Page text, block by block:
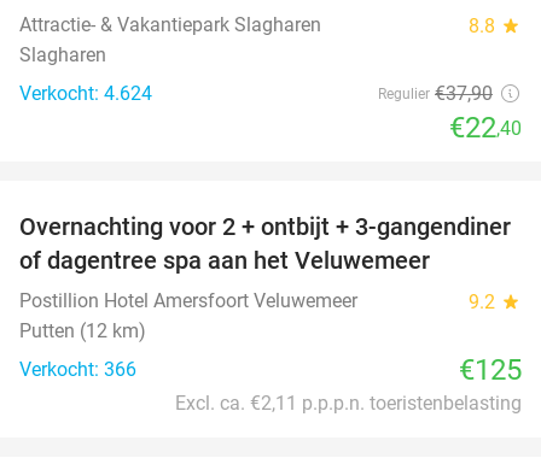
Attractie- & Vakantiepark Slagharen 8.8 star
Slagharen
Verkocht: 4.624
Regulier €37,90
€22,40
Overnachting voor 2 + ontbijt + 3-gangendiner
of dagentree spa aan het Veluwemeer
Postillion Hotel Amersfoort Veluwemeer 9.2 star
Putten (12 km)
Verkocht: 366
€125
Excl. ca. €2,11 p.p.p.n. toeristenbelasting